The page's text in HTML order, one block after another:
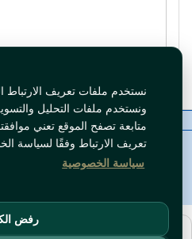
نستخدم ملفات تعريف الارتباط
ونستخدم ملفات التحليل
متابعة تصفح الموقع تعني
تعريف الارتباط وفقًا لسياسة
سياسة الخصوصية
رفض
معلومات عنا رقم الاتصال
حقوق النشر©2026
هذا متجر جملة. الأسعار وميزات